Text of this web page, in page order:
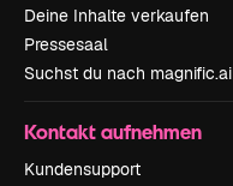
Deine Inhalte verkaufen
Pressesaal
Suchst du nach magnific.ai
Kontakt aufnehmen
Kundensupport